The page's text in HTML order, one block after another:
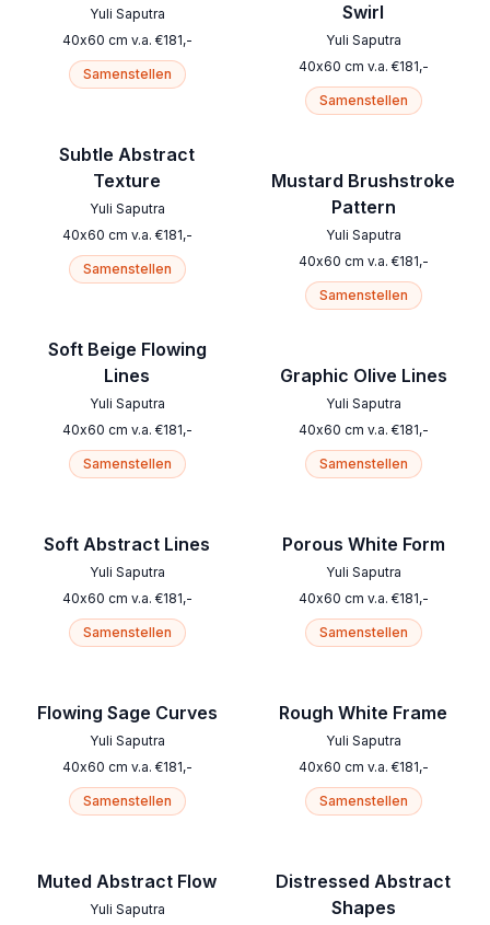
Yuli Saputra
40x60 cm v.a. €181,-
Samenstellen
Subtle Abstract
Texture
Yuli Saputra
40x60 cm v.a. €181,-
Samenstellen
Soft Beige Flowing
Lines
Yuli Saputra
40x60 cm v.a. €181,-
Samenstellen
Soft Abstract Lines
Yuli Saputra
40x60 cm v.a. €181,-
Samenstellen
Flowing Sage Curves
Yuli Saputra
40x60 cm v.a. €181,-
Samenstellen
Muted Abstract Flow
Yuli Saputra
Swirl
Yuli Saputra
40x60 cm v.a. €181,-
Samenstellen
Mustard Brushstroke
Pattern
Yuli Saputra
40x60 cm v.a. €181,-
Samenstellen
Graphic Olive Lines
Yuli Saputra
40x60 cm v.a. €181,-
Samenstellen
Porous White Form
Yuli Saputra
40x60 cm v.a. €181,-
Samenstellen
Rough White Frame
Yuli Saputra
40x60 cm v.a. €181,-
Samenstellen
Distressed Abstract
Shapes